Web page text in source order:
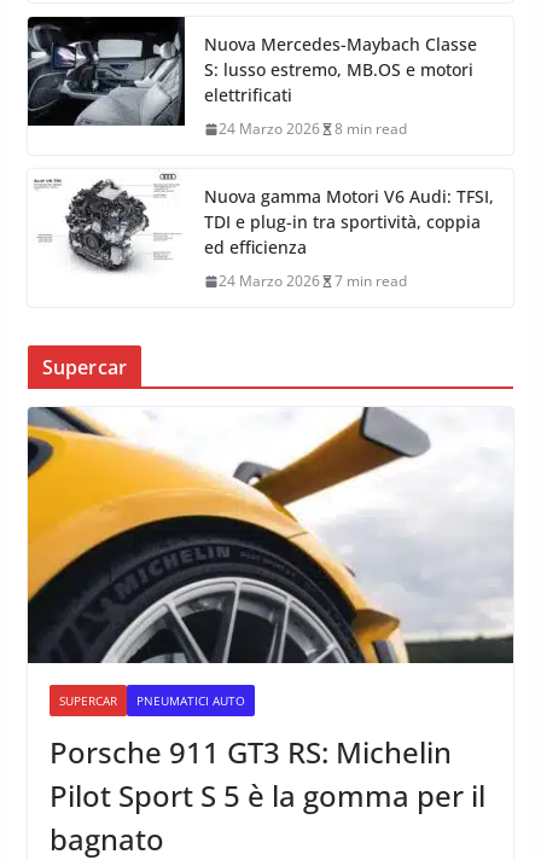
Nuova Mercedes-Maybach Classe
S: lusso estremo, MB.OS e motori
elettrificati
24 Marzo 2026 8 min read
Nuova gamma Motori V6 Audi: TFSI,
TDI e plug-in tra sportività, coppia
ed efficienza
24 Marzo 2026 7 min read
Supercar
SUPERCAR PNEUMATICI AUTO
Porsche 911 GT3 RS: Michelin
Pilot Sport S 5 è la gomma per il
bagnato